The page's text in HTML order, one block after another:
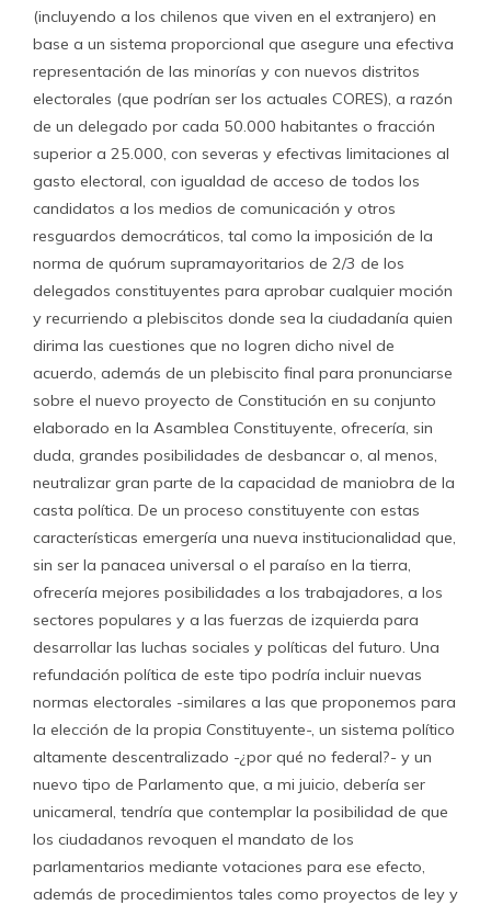
(incluyendo a los chilenos que viven en el extranjero) en
base a un sistema proporcional que asegure una efectiva
representación de las minorías y con nuevos distritos
electorales (que podrían ser los actuales CORES), a razón
de un delegado por cada 50.000 habitantes o fracción
superior a 25.000, con severas y efectivas limitaciones al
gasto electoral, con igualdad de acceso de todos los
candidatos a los medios de comunicación y otros
resguardos democráticos, tal como la imposición de la
norma de quórum supramayoritarios de 2/3 de los
delegados constituyentes para aprobar cualquier moción
y recurriendo a plebiscitos donde sea la ciudadanía quien
dirima las cuestiones que no logren dicho nivel de
acuerdo, además de un plebiscito final para pronunciarse
sobre el nuevo proyecto de Constitución en su conjunto
elaborado en la Asamblea Constituyente, ofrecería, sin
duda, grandes posibilidades de desbancar o, al menos,
neutralizar gran parte de la capacidad de maniobra de la
casta política. De un proceso constituyente con estas
características emergería una nueva institucionalidad que,
sin ser la panacea universal o el paraíso en la tierra,
ofrecería mejores posibilidades a los trabajadores, a los
sectores populares y a las fuerzas de izquierda para
desarrollar las luchas sociales y políticas del futuro. Una
refundación política de este tipo podría incluir nuevas
normas electorales -similares a las que proponemos para
la elección de la propia Constituyente-, un sistema político
altamente descentralizado -¿por qué no federal?- y un
nuevo tipo de Parlamento que, a mi juicio, debería ser
unicameral, tendría que contemplar la posibilidad de que
los ciudadanos revoquen el mandato de los
parlamentarios mediante votaciones para ese efecto,
además de procedimientos tales como proyectos de ley y